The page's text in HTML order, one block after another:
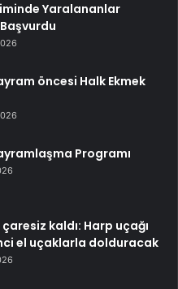
Yaralananlar
öncesi Halk Ekmek
Programı
kaldı: Harp uçağı
el uçaklarla dolduracak